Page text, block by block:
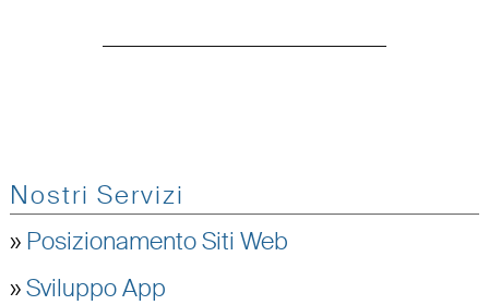
Nostri Servizi
» Posizionamento Siti Web
»Sviluppo App